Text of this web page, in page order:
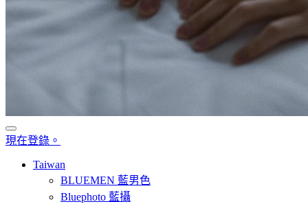
現在登錄。
Taiwan
BLUEMEN 藍男色
Bluephoto 藍攝